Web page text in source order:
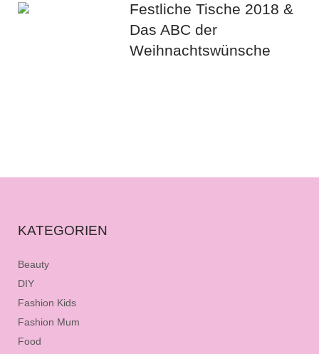
Festliche Tische 2018 &
Das ABC der
Weihnachtswünsche
KATEGORIEN
Beauty
DIY
Fashion Kids
Fashion Mum
Food